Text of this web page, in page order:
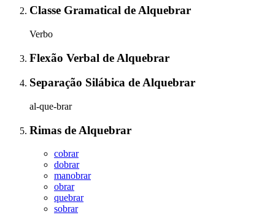
Classe Gramatical de Alquebrar
Verbo
Flexão Verbal de Alquebrar
Separação Silábica deAlquebrar
al-que-brar
Rimas de Alquebrar
cobrar
dobrar
manobrar
obrar
quebrar
sobrar